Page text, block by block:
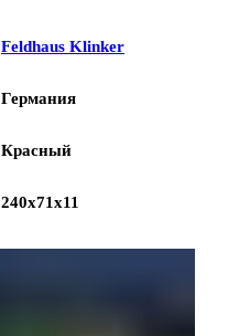
Feldhaus Klinker
Германия
Красный
240x71x11